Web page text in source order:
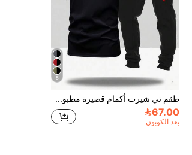
5
طقم تي شيرت أكمام قصيرة مطبوع عليه حرف باريس وبنطلون بحبل شد للرجال، ملابس كاجوال للخروجات، مناسب كهدية لزوج أو صديق، رائع للأوقات الترفيهية الخارجية باللون الأسود
67.00
بعد الكوبون